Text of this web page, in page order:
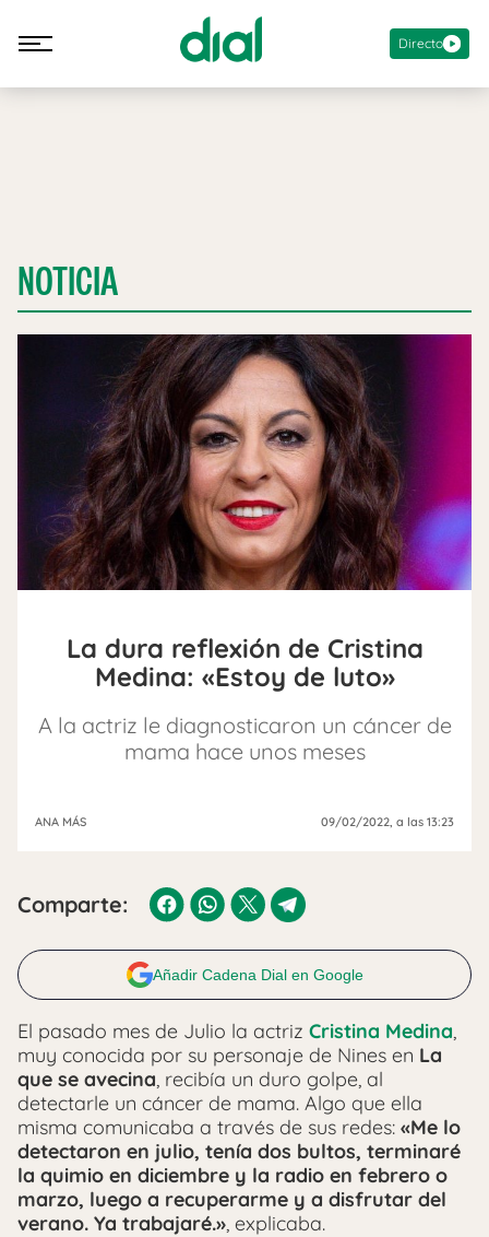
Directo
NOTICIA
La dura reflexión de Cristina
Medina: «Estoy de luto»
A la actriz le diagnosticaron un cáncer de
mama hace unos meses
ANA MÁS 09/02/2022, a las 13:23
Comparte:
Añadir Cadena Dial en Google
El pasado mes de Julio la actriz Cristina Medina,
muy conocida por su personaje de Nines en La
que se avecina, recibía un duro golpe, al
detectarle un cáncer de mama. Algo que ella
misma comunicaba a través de sus redes: «Me lo
detectaron en julio, tenía dos bultos, terminaré
la quimio en diciembre y la radio en febrero o
marzo, luego a recuperarme y a disfrutar del
verano. Ya trabajaré.», explicaba.